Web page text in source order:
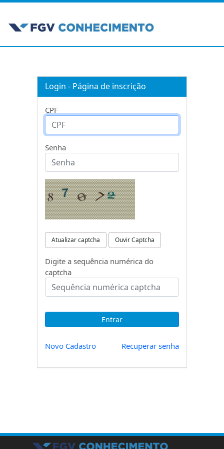
Login - Página de inscrição
CPF
Senha
Atualizar captcha Ouvir Captcha
Digite a sequência numérica do
captcha
Novo Cadastro Recuperar senha